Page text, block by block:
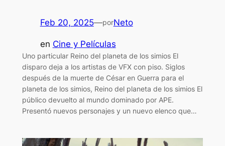
Feb 20, 2025—porNeto
en Cine y Películas
Uno particular Reino del planeta de los simios El
disparo deja a los artistas de VFX con piso. Siglos
después de la muerte de César en Guerra para el
planeta de los simios, Reino del planeta de los simios El
público devuelto al mundo dominado por APE.
Presentó nuevos personajes y un nuevo elenco que…